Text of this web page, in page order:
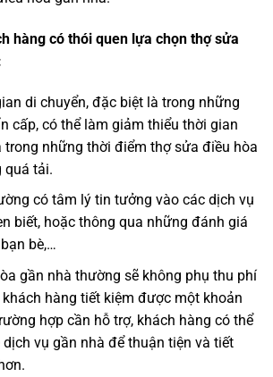
hàng có thói quen lựa chọn thợ sửa
di chuyển, đặc biệt là trong những
cấp, có thể làm giảm thiểu thời gian
trong những thời điểm thợ sửa điều hòa
quá tải.
có tâm lý tin tưởng vào các dịch vụ
biết, hoặc thông qua những đánh giá
bè,…
gần nhà thường sẽ không phụ thu phí
hàng tiết kiệm được một khoản
hợp cần hỗ trợ, khách hàng có thể
dịch vụ gần nhà để thuận tiện và tiết